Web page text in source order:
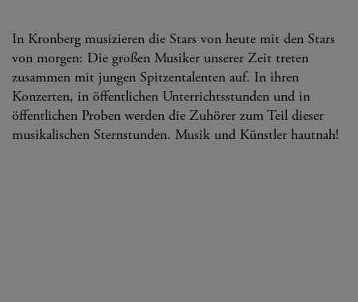
In Kronberg musizieren die Stars von heute mit den Stars
von morgen: Die großen Musiker unserer Zeit treten
zusammen mit jungen Spitzentalenten auf. In ihren
Konzerten, in öffentlichen Unterrichtsstunden und in
öffentlichen Proben werden die Zuhörer zum Teil dieser
musikalischen Sternstunden. Musik und Künstler hautnah!